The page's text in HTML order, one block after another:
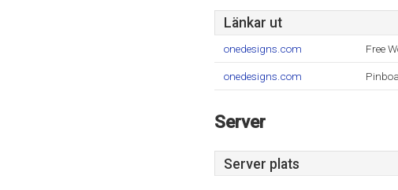
Länkar ut
onedesigns.com Free
onedesigns.com
Server
Server plats